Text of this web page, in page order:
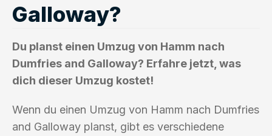
Galloway?
Du planst einen Umzug von Hamm nach
Dumfries and Galloway? Erfahre jetzt, was
dich dieser Umzug kostet!
Wenn du einen Umzug von Hamm nach Dumfries
and Galloway planst, gibt es verschiedene